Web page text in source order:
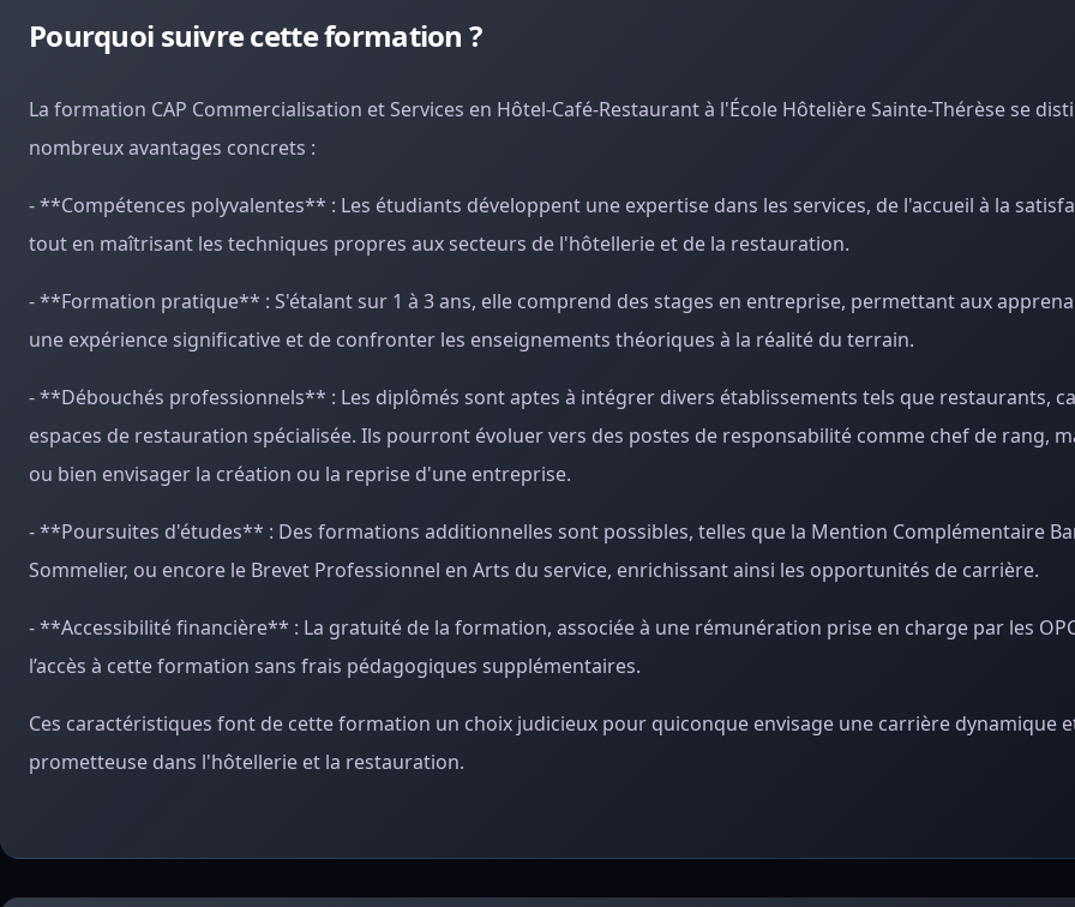
Pourquoi suivre cette formation ?
La formation CAP Commercialisation et Services en Hôtel-Café-Restaurant à l'École Hôtelière Sainte-Thérèse se
nombreux avantages concrets :
- **Compétences polyvalentes** : Les étudiants développent une expertise dans les services, de l'accueil à la
tout en maîtrisant les techniques propres aux secteurs de l'hôtellerie et de la restauration.
- **Formation pratique** : S'étalant sur 1 à 3 ans, elle comprend des stages en entreprise, permettant aux
une expérience significative et de confronter les enseignements théoriques à la réalité du terrain.
- **Débouchés professionnels** : Les diplômés sont aptes à intégrer divers établissements tels que restaurants,
espaces de restauration spécialisée. Ils pourront évoluer vers des postes de responsabilité comme chef de rang,
ou bien envisager la création ou la reprise d'une entreprise.
- **Poursuites d'études** : Des formations additionnelles sont possibles, telles que la Mention Complémentaire
Sommelier, ou encore le Brevet Professionnel en Arts du service, enrichissant ainsi les opportunités de carrière.
- **Accessibilité financière** : La gratuité de la formation, associée à une rémunération prise en charge par les
l’accès à cette formation sans frais pédagogiques supplémentaires.
Ces caractéristiques font de cette formation un choix judicieux pour quiconque envisage une carrière dynamique
prometteuse dans l'hôtellerie et la restauration.